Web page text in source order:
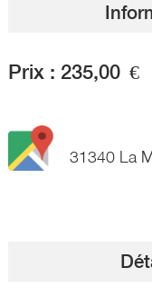
Prix : 235,00 €
31340 La